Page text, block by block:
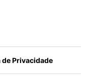
Privacidade